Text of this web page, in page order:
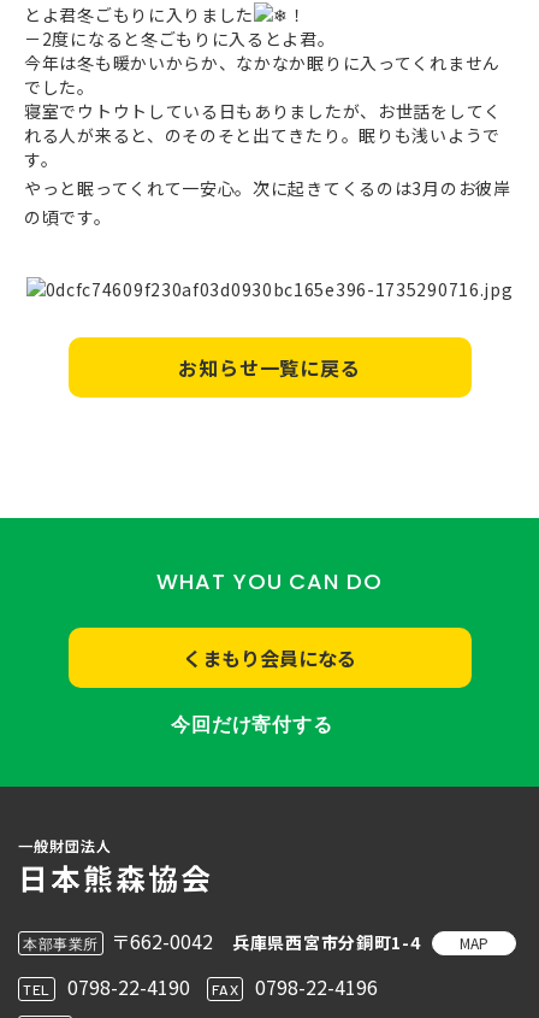
とよ君冬ごもりに入りました
！
－2度になると冬ごもりに入るとよ君。
今年は冬も暖かいからか、なかなか眠りに入ってくれません
でした。
寝室でウトウトしている日もありましたが、お世話をしてく
れる人が来ると、のそのそと出てきたり。眠りも浅いようで
す。
やっと眠ってくれて一安心。次に起きてくるのは3月のお彼岸
の頃です。
お知らせ一覧に戻る
WHAT YOU CAN DO
くまもり会員になる
今回だけ寄付する
本部事業所 〒662-0042 兵庫県西宮市分銅町1-4 MAP
TEL 0798-22-4190 FAX
0798-22-4196